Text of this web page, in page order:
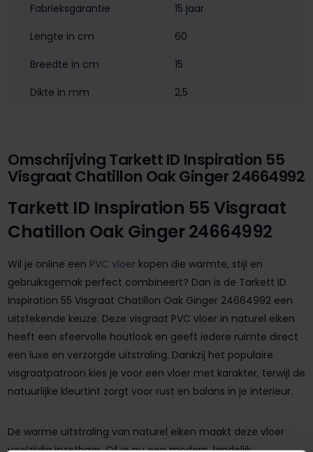
Fabrieksgarantie
15 jaar
Lengte in cm
60
Breedte in cm
15
Dikte in mm
2,5
Omschrijving Tarkett ID Inspiration 55
Visgraat Chatillon Oak Ginger 24664992
Tarkett ID Inspiration 55 Visgraat
Chatillon Oak Ginger 24664992
Wil je online een PVC vloer kopen die warmte, stijl en
gebruiksgemak perfect combineert? Dan is de Tarkett ID
Inspiration 55 Visgraat Chatillon Oak Ginger 24664992 een
uitstekende keuze. Deze visgraat PVC vloer in naturel eiken
heeft een sfeervolle houtlook en geeft iedere ruimte direct
een luxe en verzorgde uitstraling. Dankzij het populaire
visgraatpatroon kies je voor een vloer met karakter, terwijl de
natuurlijke kleurtint zorgt voor rust en balans in je interieur.
De warme uitstraling van naturel eiken maakt deze vloer